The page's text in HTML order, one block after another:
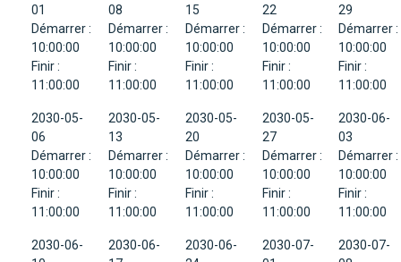
01
Démarrer :
10:00:00
Finir :
11:00:00
08
Démarrer :
10:00:00
Finir :
11:00:00
15
Démarrer :
10:00:00
Finir :
11:00:00
22
Démarrer :
10:00:00
Finir :
11:00:00
29
Démarrer :
10:00:00
Finir :
11:00:00
2030-05-
06
Démarrer :
10:00:00
Finir :
11:00:00
2030-05-
13
Démarrer :
10:00:00
Finir :
11:00:00
2030-05-
20
Démarrer :
10:00:00
Finir :
11:00:00
2030-05-
27
Démarrer :
10:00:00
Finir :
11:00:00
2030-06-
03
Démarrer :
10:00:00
Finir :
11:00:00
2030-06-
2030-06-
2030-06-
2030-07-
2030-07-